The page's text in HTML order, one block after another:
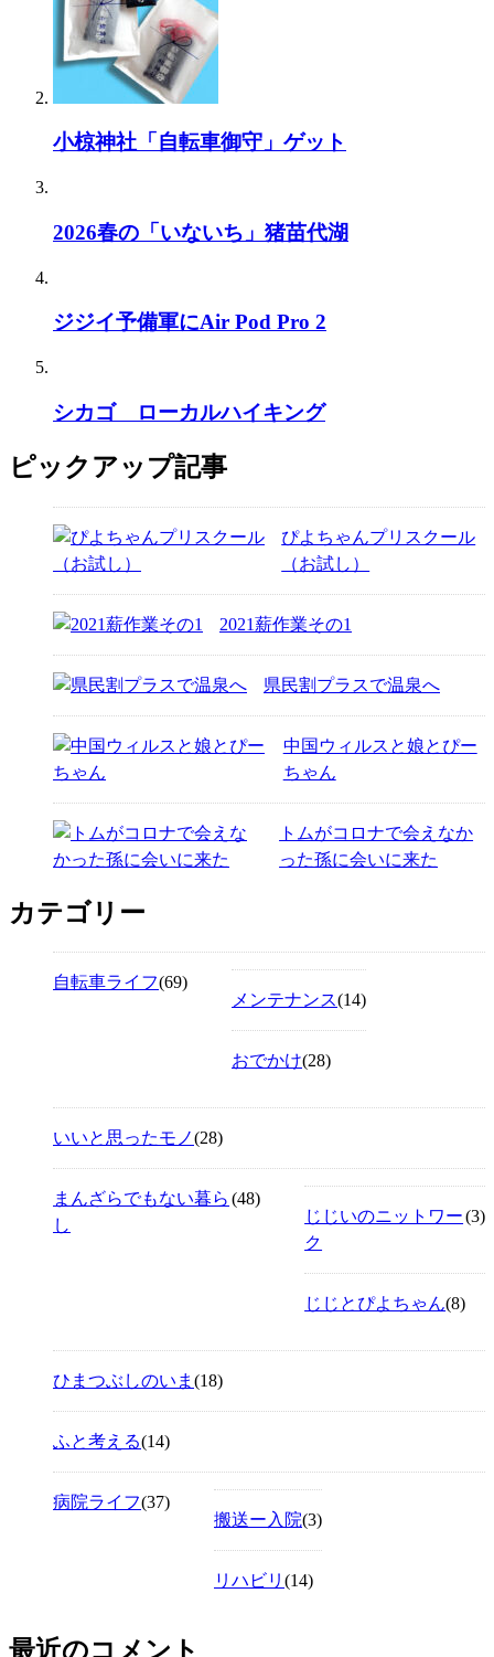
小椋神社「自転車御守」ゲット
2026春の「いないち」猪苗代湖
ジジイ予備軍にAir Pod Pro 2
シカゴ ローカルハイキング
ピックアップ記事
ぴよちゃんプリスクール
（お試し）
2021薪作業その1
県民割プラスで温泉へ
中国ウィルスと娘とぴー
ちゃん
トムがコロナで会えなか
った孫に会いに来た
カテゴリー
自転車ライフ(69)
メンテナンス(14)
おでかけ(28)
いいと思ったモノ(28)
まんざらでもない暮ら
し
(48)
じじいのニットワー
ク
(3)
じじとぴよちゃん(8)
ひまつぶしのいま (18)
ふと考える(14)
病院ライフ(37)
搬送ー入院(3)
リハビリ (14)
最近のコメント